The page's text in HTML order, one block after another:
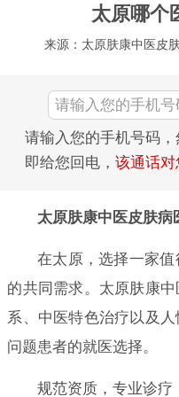
太原哪个
来源：太原肤康中医皮
请输入您的手机号码
即给您回电， 该通话
太原肤康中医皮肤病
在太原，选择一家
的共同需求。太原肤康
系、中医特色治疗以及
问题患者的就医选择。
规范资质，专业诊疗